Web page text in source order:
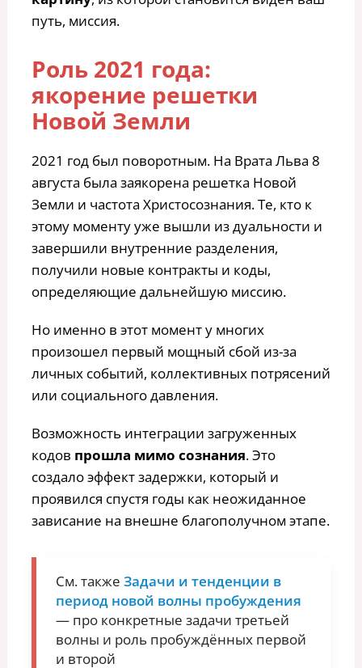
путь, миссия.
Роль 2021 года:
якорение решетки
Новой Земли
2021 год был поворотным. На Врата Льва 8
августа была заякорена решетка Новой
Земли и частота Христосознания. Те, кто к
этому моменту уже вышли из дуальности и
завершили внутренние разделения,
получили новые контракты и коды,
определяющие дальнейшую миссию.
Но именно в этот момент у многих
произошел первый мощный сбой из-за
личных событий, коллективных потрясений
или социального давления.
Возможность интеграции загруженных
кодов прошла мимо сознания. Это
создало эффект задержки, который и
проявился спустя годы как неожиданное
зависание на внешне благополучном этапе.
См. также Задачи и тенденции в
период новой волны пробуждения
— про конкретные задачи третьей
волны и роль пробуждённых первой
и второй